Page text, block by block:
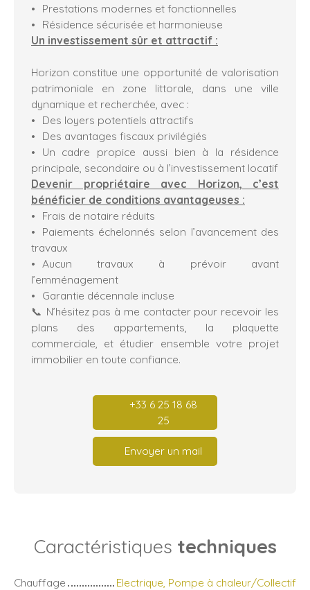
Prestations modernes et fonctionnelles
Résidence sécurisée et harmonieuse
Un investissement sûr et attractif :
Horizon constitue une opportunité de valorisation
patrimoniale en zone littorale, dans une ville
dynamique et recherchée, avec :
Des loyers potentiels attractifs
Des avantages fiscaux privilégiés
Un cadre propice aussi bien à la résidence
principale, secondaire ou à l’investissement locatif
Devenir propriétaire avec Horizon, c’est
bénéficier de conditions avantageuses :
Frais de notaire réduits
Paiements échelonnés selon l’avancement des
travaux
Aucun travaux à prévoir avant
l’emménagement
Garantie décennale incluse
📞 N’hésitez pas à me contacter pour recevoir les
plans des appartements, la plaquette
commerciale, et étudier ensemble votre projet
immobilier en toute confiance.
+33 6 25 18 68
25
Envoyer un mail
Caractéristiques techniques
Chauffage
Electrique, Pompe à chaleur/Collectif